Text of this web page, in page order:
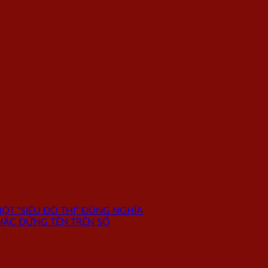
“SIÊU ĐÔ THỊ” ĐÚNG NGHĨA
ĐỨNG TÊN TRÊN SỔ